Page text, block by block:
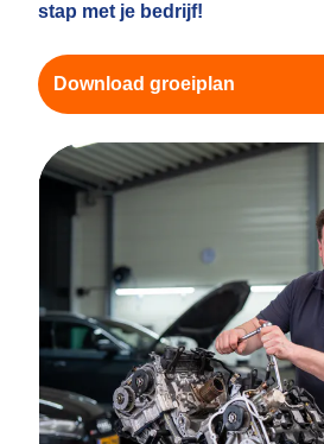
stap met je bedrijf!
Download groeiplan